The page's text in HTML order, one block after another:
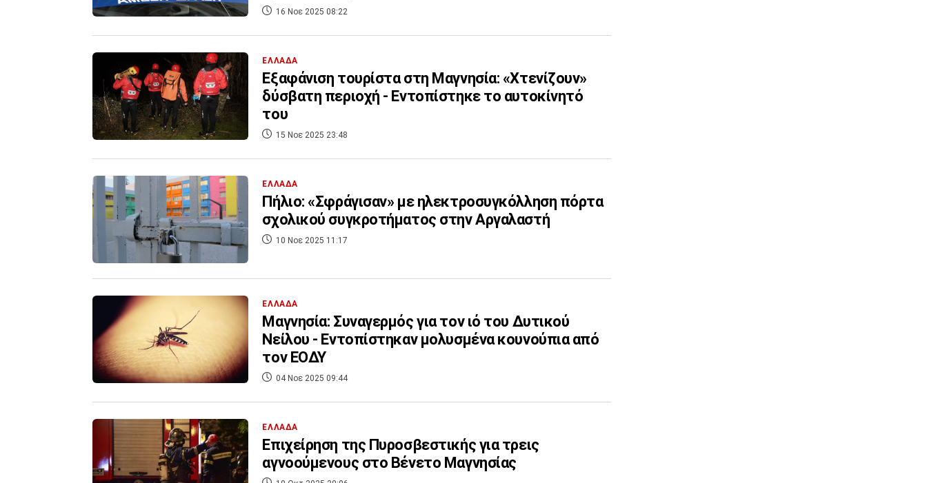
16 Νοε 2025 08:22
ΕΛΛΑΔΑ
Εξαφάνιση τουρίστα στη Μαγνησία: «Χτενίζουν»
δύσβατη περιοχή - Εντοπίστηκε το αυτοκίνητό
του
15 Νοε 2025 23:48
ΕΛΛΑΔΑ
Πήλιο: «Σφράγισαν» με ηλεκτροσυγκόλληση πόρτα
σχολικού συγκροτήματος στην Αργαλαστή
10 Νοε 2025 11:17
ΕΛΛΑΔΑ
Μαγνησία: Συναγερμός για τον ιό του Δυτικού
Νείλου - Εντοπίστηκαν μολυσμένα κουνούπια από
τον ΕΟΔΥ
04 Νοε 2025 09:44
ΕΛΛΑΔΑ
Επιχείρηση της Πυροσβεστικής για τρεις
αγνοούμενους στο Βένετο Μαγνησίας